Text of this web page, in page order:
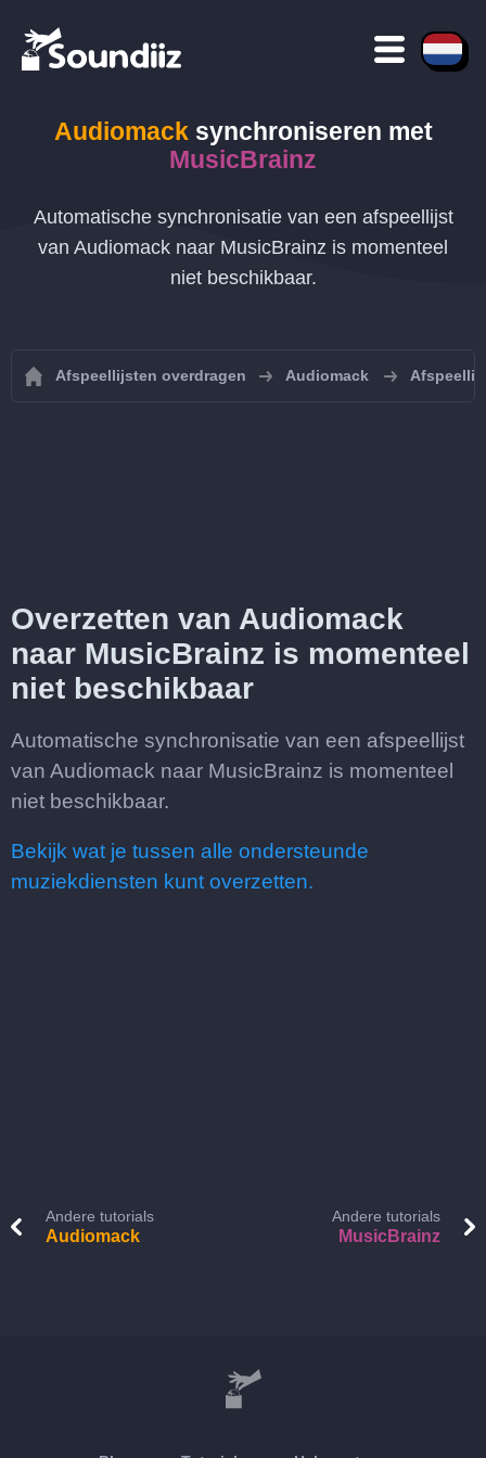
Audiomacksynchroniseren met
MusicBrainz
Automatische synchronisatie van een afspeellijst
van Audiomack naar MusicBrainz is momenteel
niet beschikbaar.
Afspeellijsten overdragen Audiomack
Overzetten van Audiomack
naar MusicBrainz is momenteel
niet beschikbaar
Automatische synchronisatie van een afspeellijst
van Audiomack naar MusicBrainz is momenteel
niet beschikbaar.
Bekijk wat je tussen alle ondersteunde
muziekdiensten kunt overzetten.
Andere tutorials
Audiomack
Andere tutorials
MusicBrainz